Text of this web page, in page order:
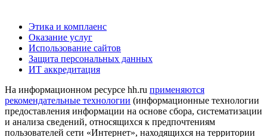
Этика и комплаенс
Оказание услуг
Использование сайтов
Защита персональных данных
ИТ аккредитация
На информационном ресурсе hh.ru применяются
рекомендательные технологии (информационные технологии
предоставления информации на основе сбора, систематизации
и анализа сведений, относящихся к предпочтениям
пользователей сети «Интернет», находящихся на территории